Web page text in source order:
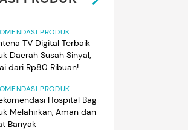
PRODUK
TV Digital Terbaik
Daerah Susah Sinyal,
dari Rp80 Ribuan!
PRODUK
Hospital Bag
Melahirkan, Aman dan
Banyak